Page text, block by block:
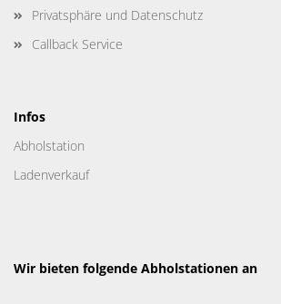
Privatsphäre und Datenschutz
Callback Service
Infos
Abholstation
Ladenverkauf
Wir bieten folgende Abholstationen an